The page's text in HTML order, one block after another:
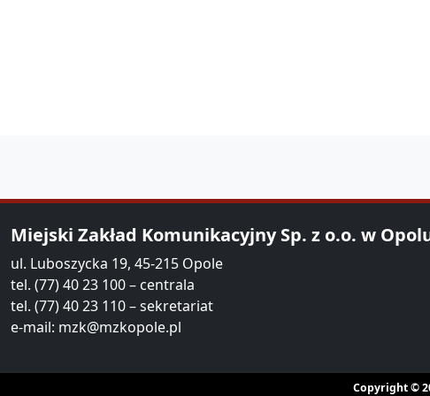
Miejski Zakład Komunikacyjny Sp. z o.o. w
ul. Luboszycka 19, 45-215 Opole
tel. (77) 40 23 100 – centrala
tel. (77) 40 23 110 – sekretariat
e-mail: mzk@mzkopole.pl
Copyright ©